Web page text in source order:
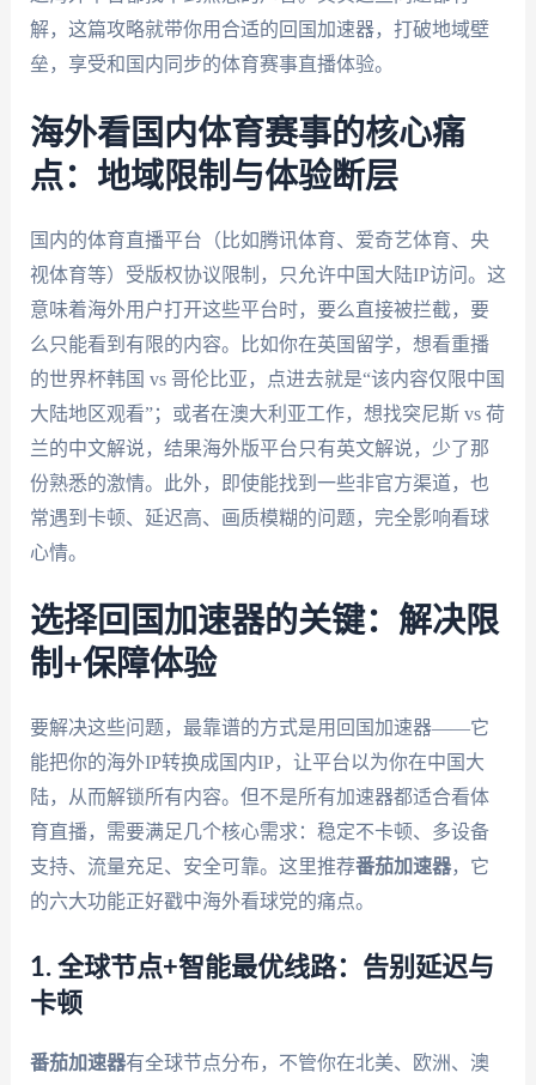
解，这篇攻略就带你用合适的回国加速器，打破地域壁
垒，享受和国内同步的体育赛事直播体验。
海外看国内体育赛事的核心痛
点：地域限制与体验断层
国内的体育直播平台（比如腾讯体育、爱奇艺体育、央
视体育等）受版权协议限制，只允许中国大陆IP访问。这
意味着海外用户打开这些平台时，要么直接被拦截，要
么只能看到有限的内容。比如你在英国留学，想看重播
的世界杯韩国 vs 哥伦比亚，点进去就是“该内容仅限中国
大陆地区观看”；或者在澳大利亚工作，想找突尼斯 vs 荷
兰的中文解说，结果海外版平台只有英文解说，少了那
份熟悉的激情。此外，即使能找到一些非官方渠道，也
常遇到卡顿、延迟高、画质模糊的问题，完全影响看球
心情。
选择回国加速器的关键：解决限
制+保障体验
要解决这些问题，最靠谱的方式是用回国加速器——它
能把你的海外IP转换成国内IP，让平台以为你在中国大
陆，从而解锁所有内容。但不是所有加速器都适合看体
育直播，需要满足几个核心需求：稳定不卡顿、多设备
支持、流量充足、安全可靠。这里推荐番茄加速器，它
的六大功能正好戳中海外看球党的痛点。
1. 全球节点+智能最优线路：告别延迟与
卡顿
番茄加速器有全球节点分布，不管你在北美、欧洲、澳